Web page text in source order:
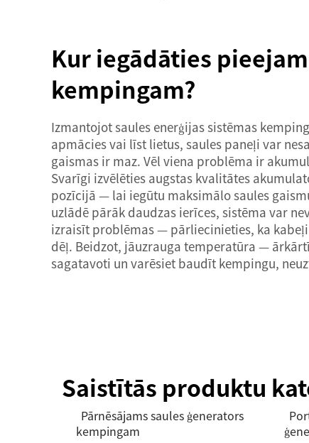
Kur iegādāties
kempingam?
Izmantojot saules enerģijas sistēmas
apmācies vai līst lietus, saules paneļi var
gaismas ir maz. Vēl viena problēma ir
Svarīgi izvēlēties augstas kvalitātes
pozīcijā — lai iegūtu maksimālo saules
uzlādē pārāk daudzas ierīces, sistēma var
izraisīt problēmas — pārliecinieties, ka
dēļ. Beidzot, jāuzrauga temperatūra —
sagatavoti un varēsiet baudīt kempingu,
Saistītās produktu
Pārnēsājams saules ģenerators
kempingam